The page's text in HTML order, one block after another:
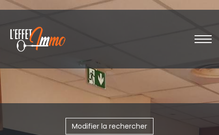
Modifier la rechercher